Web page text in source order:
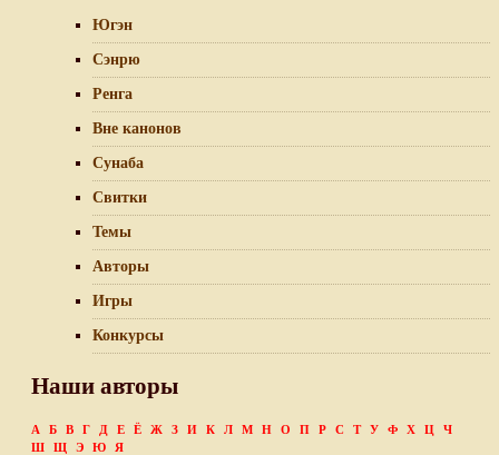
Югэн
Сэнрю
Ренга
Вне канонов
Сунаба
Свитки
Темы
Авторы
Игры
Конкурсы
Наши авторы
А Б В Г Д Е Ё Ж З И К Л М Н О П Р С Т У Ф Х Ц
Ч
Ш
Щ Э Ю
Я